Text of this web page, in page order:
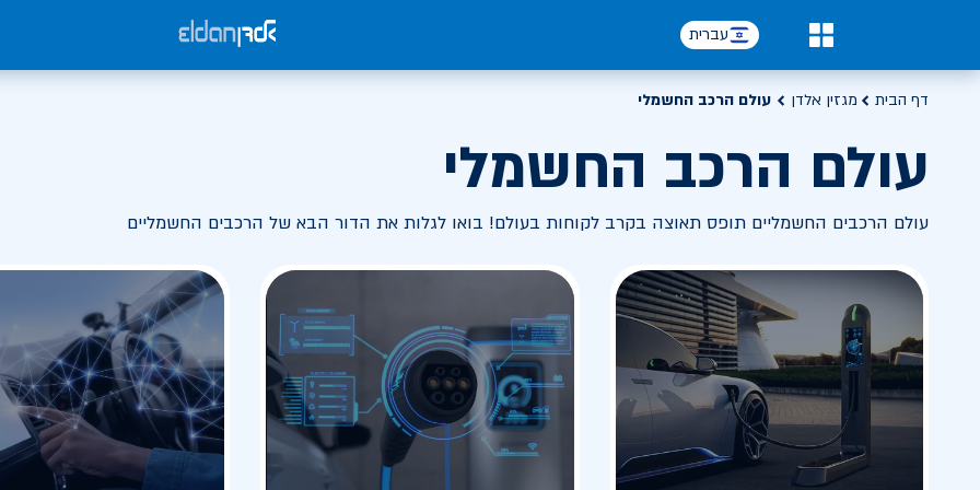
עברית
דף הבית מגזין אלדן עולם הרכב החשמלי
עולם הרכב החשמלי
עולם הרכבים החשמליים תופס תאוצה בקרב לקוחות בעולם! בואו לגלות את הדור הבא של הרכבים החשמליים